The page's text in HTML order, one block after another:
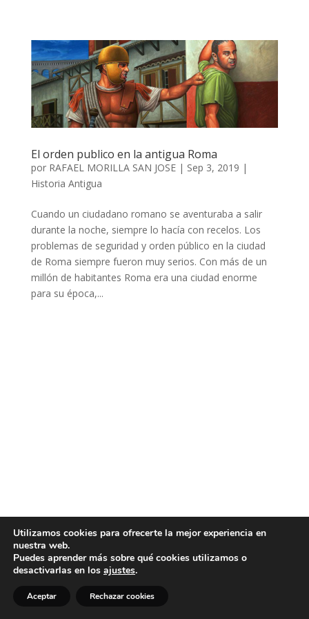
El orden publico en la antigua Roma
por RAFAEL MORILLA SAN JOSE| Sep 3, 2019 |
Historia Antigua
Cuando un ciudadano romano se aventuraba a salir
durante la noche, siempre lo hacía con recelos. Los
problemas de seguridad y orden público en la ciudad
de Roma siempre fueron muy serios. Con más de un
millón de habitantes Roma era una ciudad enorme
para su época,...
Utilizamos cookies para ofrecerte la mejor experiencia en
nuestra web.
Puedes aprender más sobre qué cookies utilizamos o
desactivarlas en los ajustes.
Aceptar Rechazar cookies